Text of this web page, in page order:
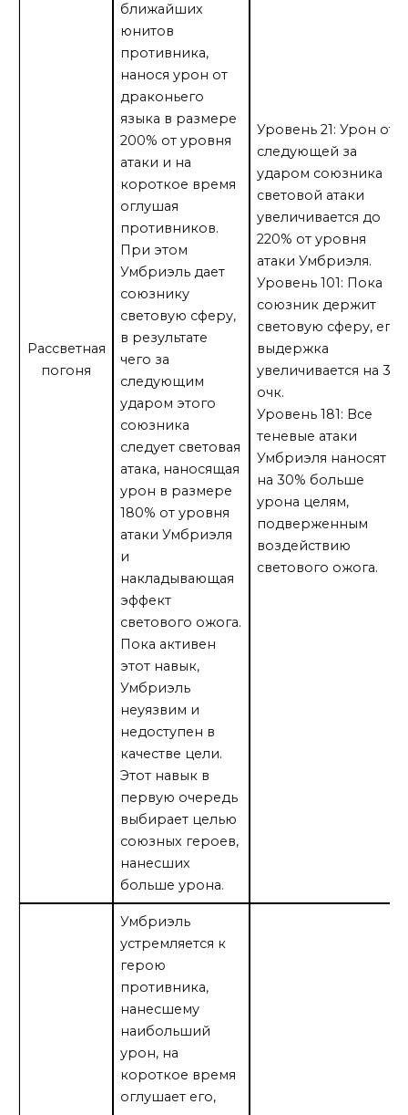
Рассветная
погоня
ближайших
юнитов
противника,
нанося урон от
драконьего
языка в размере
200% от уровня
атаки и на
короткое время
оглушая
противников.
При этом
Умбриэль дает
союзнику
световую сферу,
в результате
чего за
следующим
ударом этого
союзника
следует световая
атака, наносящая
урон в размере
180% от уровня
атаки Умбриэля
и
накладывающая
эффект
светового ожога.
Пока активен
этот навык,
Умбриэль
неуязвим и
недоступен в
качестве цели.
Этот навык в
первую очередь
выбирает целью
союзных героев,
нанесших
больше урона.
Уровень 21: Урон от
следующей за
ударом союзника
световой атаки
увеличивается до
220% от уровня
атаки Умбриэля.
Уровень 101: Пока
союзник держит
световую сферу, его
выдержка
увеличивается на 30
очк.
Уровень 181: Все
теневые атаки
Умбриэля наносят
на 30% больше
урона целям,
подверженным
воздействию
светового ожога.
Умбриэль
устремляется к
герою
противника,
нанесшему
наибольший
урон, на
короткое время
оглушает его,